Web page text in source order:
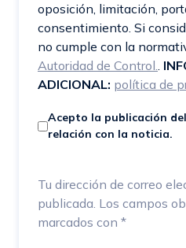
Tu dirección de correo
publicada. Los campos
marcados con *
oposición, limitación,
consentimiento. Si
no cumple con la
Autoridad de Control..
ADICIONAL: política de
Acepto la publicación
relación con la noticia.